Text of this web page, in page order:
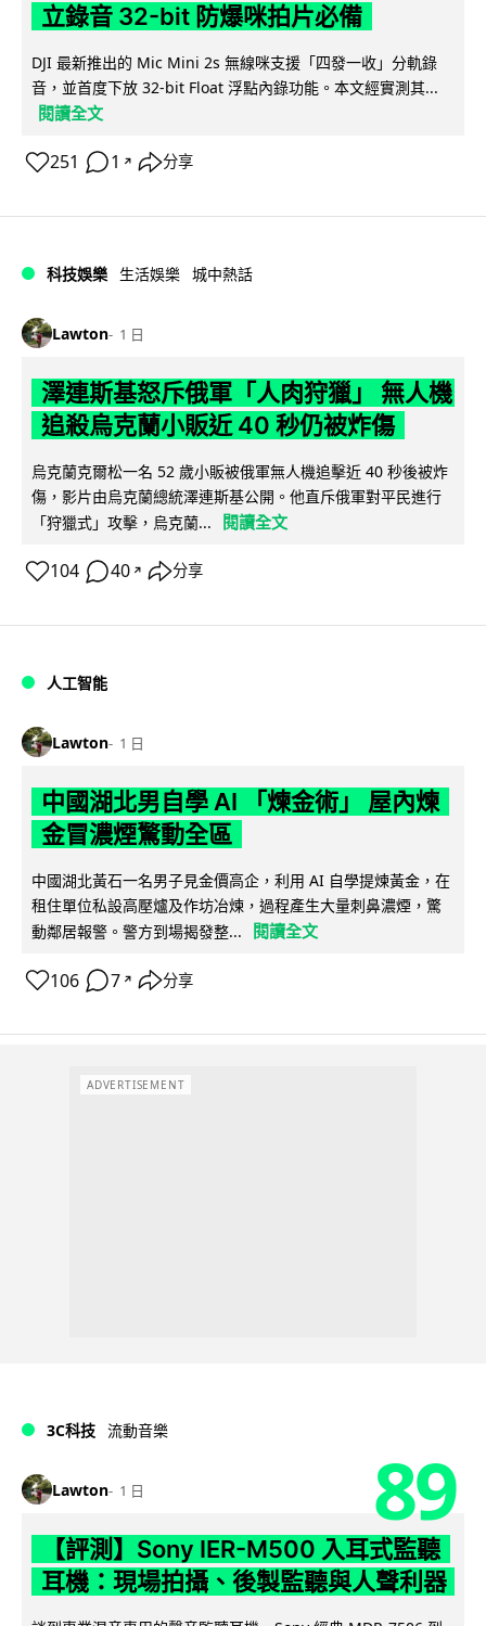
立錄音 32-bit 防爆咪拍片必備
DJI 最新推出的 Mic Mini 2s 無線咪支援「四發一收」分軌錄
音，並首度下放 32-bit Float 浮點內錄功能。本文經實測其...
閱讀全文
251 1 ↗ 分享
科技娛樂 生活娛樂 城中熱話
Lawton 1 日
澤連斯基怒斥俄軍「人肉狩獵」 無人機
追殺烏克蘭小販近 40 秒仍被炸傷
烏克蘭克爾松一名 52 歲小販被俄軍無人機追擊近 40 秒後被炸
傷，影片由烏克蘭總統澤連斯基公開。他直斥俄軍對平民進行
「狩獵式」攻擊，烏克蘭...
閱讀全文
104 40 ↗ 分享
人工智能
Lawton 1 日
中國湖北男自學 AI 「煉金術」 屋內煉
金冒濃煙驚動全區
中國湖北黃石一名男子見金價高企，利用 AI 自學提煉黃金，在
租住單位私設高壓爐及作坊冶煉，過程產生大量刺鼻濃煙，驚
動鄰居報警。警方到場揭發整...
閱讀全文
106 7 ↗ 分享
ADVERTISEMENT
3C科技 流動音樂
Lawton 1 日 89
【評測】Sony IER-M500 入耳式監聽
耳機：現場拍攝、後製監聽與人聲利器